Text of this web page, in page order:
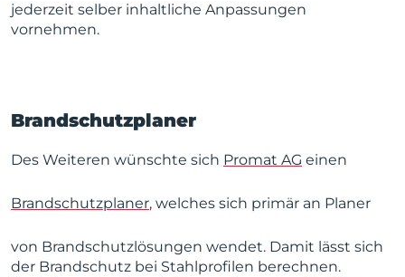
jederzeit selber inhaltliche Anpassungen
vornehmen.
Brandschutzplaner
Des Weiteren wünschte sich Promat AG einen
Brandschutzplaner, welches sich primär an Planer
von Brandschutzlösungen wendet. Damit lässt sich
der Brandschutz bei Stahlprofilen berechnen.